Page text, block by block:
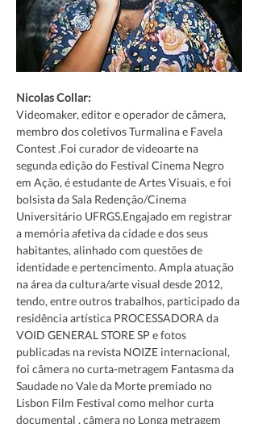
Nicolas Collar:
Videomaker, editor e operador de câmera,
membro dos coletivos Turmalina e Favela
Contest .Foi curador de videoarte na
segunda edição do Festival Cinema Negro
em Ação, é estudante de Artes Visuais, e foi
bolsista da Sala Redenção/Cinema
Universitário UFRGS.Engajado em registrar
a memória afetiva da cidade e dos seus
habitantes, alinhado com questões de
identidade e pertencimento. Ampla atuação
na área da cultura/arte visual desde 2012,
tendo, entre outros trabalhos, participado da
residência artística PROCESSADORA da
VOID GENERAL STORE SP e fotos
publicadas na revista NOIZE internacional,
foi câmera no curta-metragem Fantasma da
Saudade no Vale da Morte premiado no
Lisbon Film Festival como melhor curta
documental , câmera no Longa metragem